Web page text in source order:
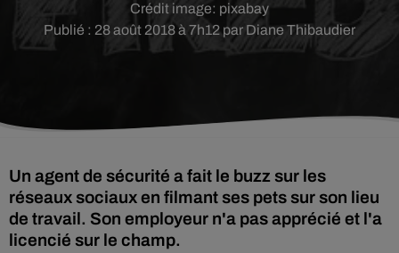
Publié : 28 août 2018 à 7h12 par Diane Thibaudier
Crédit image: pixabay
Un agent de sécurité a fait le buzz sur les
réseaux sociaux en filmant ses pets sur son lieu
de travail. Son employeur n'a pas apprécié et l'a
licencié sur le champ.